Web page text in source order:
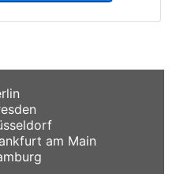
am Main